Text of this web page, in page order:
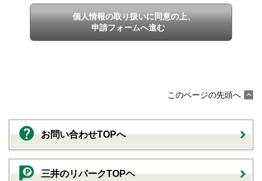
個人情報の取り扱いに同意の上、
申請フォームへ進む
このページの先頭へ
お問い合わせTOPへ
三井のリパークTOPヘ